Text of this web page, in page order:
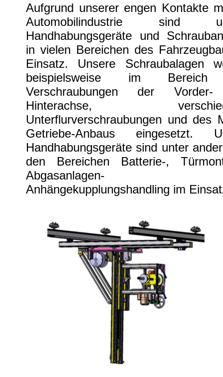
Aufgrund unserer engen Kontakte
Automobilindustrie sind
Handhabungsgeräte und
in vielen Bereichen des
Einsatz. Unsere Schraubalagen
beispielsweise im
Verschraubungen der
Hinterachse,
Unterflurverschraubungen und des
Getriebe-Anbaus eingesetzt.
Handhabungsgeräte sind unter
den Bereichen Batterie-,
Abgasanlagen-
Anhängekupplungshandling im